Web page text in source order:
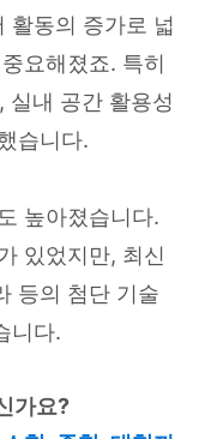
활동의 증가로 넓
요해졌죠. 특히
실내 공간 활용성
습니다.
높아졌습니다.
있었지만, 최신
등의 첨단 기술
니다.
가요?